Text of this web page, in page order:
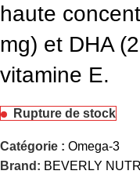
haute
mg) et DHA
vitamine E.
Rupture de stock
Catégorie : Omega-3
Brand: BEVERLY